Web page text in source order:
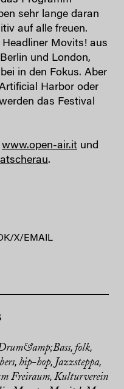
sehr lange daran
auf alle freuen.
Movits! aus
und London,
in den Fokus. Aber
Harbor oder
das Festival
www.open-air.it und
.
/X/ EMAIL
, folk,
, hip-hop, Jazzsteppa,
Freiraum, Kulturverein